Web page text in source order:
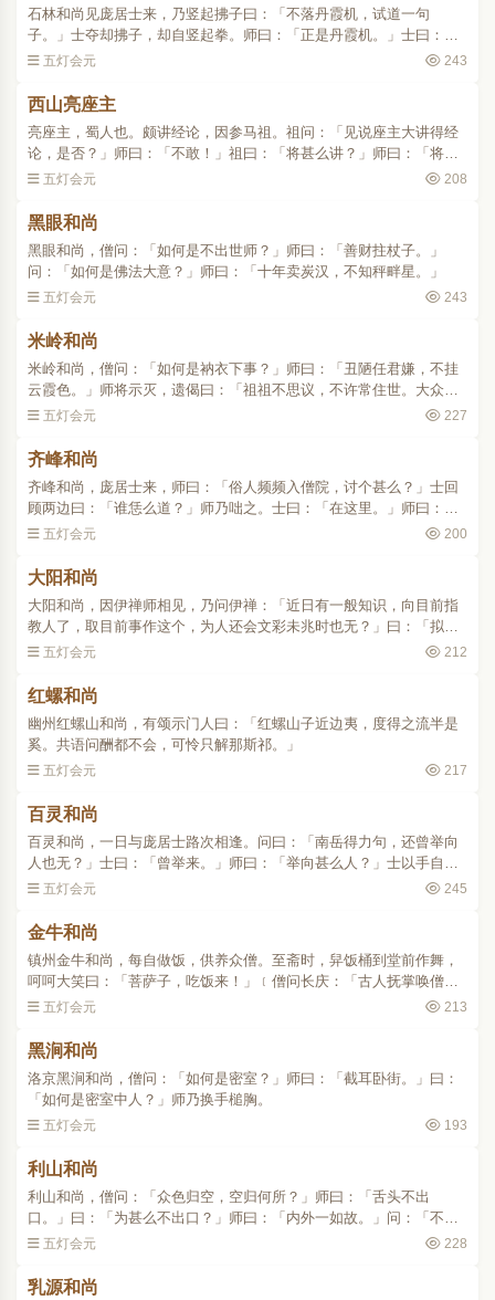
石林和尚见庞居士来，乃竖起拂子曰：「不落丹霞机，试道一句
子。」士夺却拂子，却自竖起拳。师曰：「正是丹霞机。」士曰：
「与我不落看。」师曰：「丹霞患哑，庞公患聋。士曰：「恰是。」
五灯会元 243
西山亮座主
亮座主，蜀人也。颇讲经论，因参马祖。祖问：「见说座主大讲得经
论，是否？」师曰：「不敢！」祖曰：「将甚么讲？」师曰：「将心
讲。」祖曰：「心如工伎儿，意如和伎者，争解讲得！」师抗声曰：
五灯会元 208
黑眼和尚
黑眼和尚，僧问：「如何是不出世师？」师曰：「善财拄杖子。」
问：「如何是佛法大意？」师曰：「十年卖炭汉，不知秤畔星。」
五灯会元 243
米岭和尚
米岭和尚，僧问：「如何是衲衣下事？」师曰：「丑陋任君嫌，不挂
云霞色。」师将示灭，遗偈曰：「祖祖不思议，不许常住世。大众审
思惟，毕竟秖这是。」言讫而寂。..
五灯会元 227
齐峰和尚
齐峰和尚，庞居士来，师曰：「俗人频频入僧院，讨个甚么？」士回
顾两边曰：「谁恁么道？」师乃咄之。士曰：「在这里。」师曰：
「莫是当阳道么？」士曰：「背后底[渐/耳]。」师回首。曰：「看！
五灯会元 200
大阳和尚
大阳和尚，因伊禅师相见，乃问伊禅：「近日有一般知识，向目前指
教人了，取目前事作这个，为人还会文彩未兆时也无？」曰：「拟向
这里致一问，不知可否？」师曰：「答汝已了，莫道可否。」曰：
五灯会元 212
红螺和尚
幽州红螺山和尚，有颂示门人曰：「红螺山子近边夷，度得之流半是
奚。共语问酬都不会，可怜只解那斯祁。」
五灯会元 217
百灵和尚
百灵和尚，一日与庞居士路次相逢。问曰：「南岳得力句，还曾举向
人也无？」士曰：「曾举来。」师曰：「举向甚么人？」士以手自指
曰：「庞公。」师曰：「直是妙德，空生也赞叹不及。」士却问：
五灯会元 245
金牛和尚
镇州金牛和尚，每自做饭，供养众僧。至斋时，舁饭桶到堂前作舞，
呵呵大笑曰：「菩萨子，吃饭来！」﹝僧问长庆：「古人抚掌唤僧吃
饭，意旨如何？」庆云：「大似因斋庆赞。」僧问大光：「未审庆赞
五灯会元 213
黑涧和尚
洛京黑涧和尚，僧问：「如何是密室？」师曰：「截耳卧街。」曰：
「如何是密室中人？」师乃换手槌胸。
五灯会元 193
利山和尚
利山和尚，僧问：「众色归空，空归何所？」师曰：「舌头不出
口。」曰：「为甚么不出口？」师曰：「内外一如故。」问：「不历
僧秖获法身，请师直指。」师曰：「子承父业。」曰：「如何领
五灯会元 228
乳源和尚